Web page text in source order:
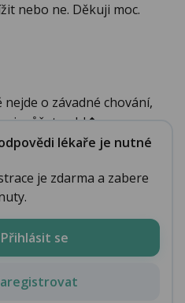
nebo ne. Děkuji moc.
o závadné chování,
můžete ubl�...
lékaře je nutné
je zdarma a zabere
Přihlásit se